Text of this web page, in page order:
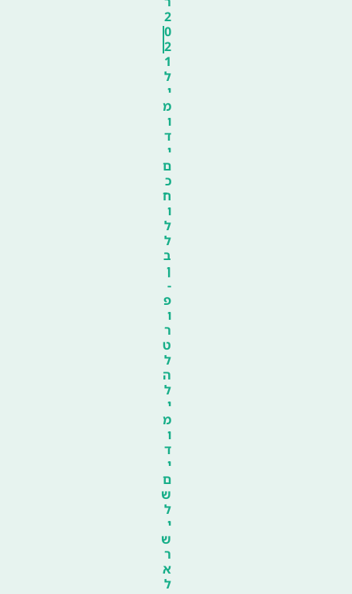
2
0
2
1
ל
י
מ
ו
ד
י
ם
כ
ח
ו
ל
ל
ב
ן
-
פ
ו
ר
ט
ל
ה
ל
י
מ
ו
ד
י
ם
ש
ל
י
ש
ר
א
ל